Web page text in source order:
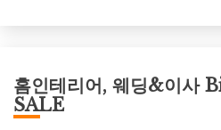
홈인테리어, 웨딩&이사
SALE